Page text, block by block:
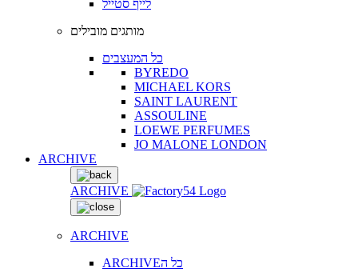
לייף סטייל
מותגים מובילים
כל המעצבים
BYREDO
MICHAEL KORS
SAINT LAURENT
ASSOULINE
LOEWE PERFUMES
JO MALONE LONDON
ARCHIVE
ARCHIVE
ARCHIVE
ARCHIVEכל ה